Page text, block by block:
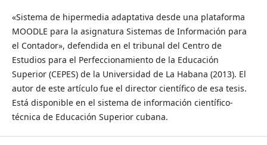
«Sistema de hipermedia adaptativa desde una plataforma
MOODLE para la asignatura Sistemas de Información para
el Contador», defendida en el tribunal del Centro de
Estudios para el Perfeccionamiento de la Educación
Superior (CEPES) de la Universidad de La Habana (2013). El
autor de este artículo fue el director científico de esa tesis.
Está disponible en el sistema de información científico-
técnica de Educación Superior cubana.